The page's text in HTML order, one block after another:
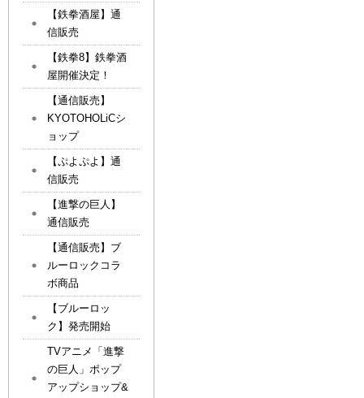
【鉄拳酒屋】通
信販売
【鉄拳8】鉄拳酒
屋開催決定！
【通信販売】
KYOTOHOLiCシ
ョップ
【ぷよぷよ】通
信販売
【進撃の巨人】
通信販売
【通信販売】ブ
ルーロックコラ
ボ商品
【ブルーロッ
ク】発売開始
TVアニメ「進撃
の巨人」ポップ
アップショップ&